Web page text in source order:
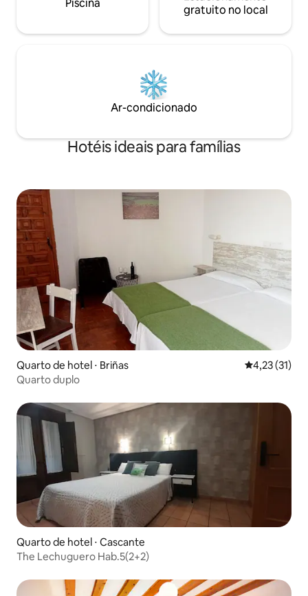
gratuito no local
Ar-condicionado
Hotéis ideais para famílias
Quarto de hotel ⋅ Briñas 4,23 de uma
4,23 (31)
Quarto duplo
Quarto de hotel ⋅ Cascante
The Lechuguero Hab.5(2+2)